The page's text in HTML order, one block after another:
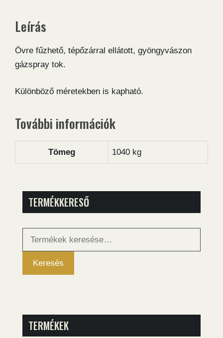
Leírás
Övre fűzhető, tépőzárral ellátott, gyöngyvászon
gázspray tok.
Különböző méretekben is kapható.
További információk
Tömeg 1040 kg
TERMÉKKERESŐ
következőre:
Keresés
TERMÉKEK